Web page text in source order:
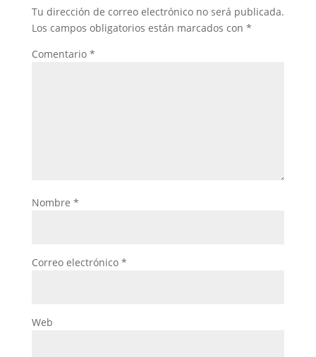
Tu dirección de correo electrónico no será publicada.
Los campos obligatorios están marcados con *
Comentario *
Nombre *
Correo electrónico *
Web